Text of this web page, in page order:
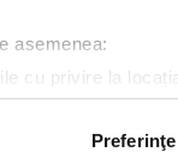
asemenea:
cu privire la
scanândul-l
procesarea
Preferinţe